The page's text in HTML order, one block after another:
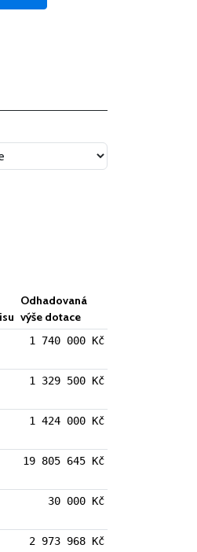
Odhadovaná
výše dotace
1 740 000 Kč
1 329 500 Kč
1 424 000 Kč
19 805 645 Kč
30 000 Kč
2 973 968 Kč